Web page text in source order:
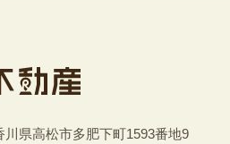
県高松市多肥下町1593番地9